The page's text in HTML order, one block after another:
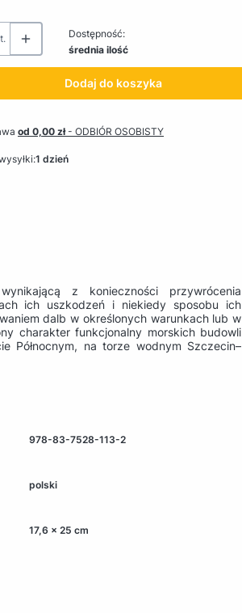
Dostępność:
średnia ilość
Dodaj do koszyka
od 0,00 zł- ODBIÓR OSOBISTY
1 dzień
z konieczności przywrócenia
ich uszkodzeń i niekiedy sposobu ich
dalb w określonych warunkach lub w
charakter funkcjonalny morskich budowli
Północnym, na torze wodnym Szczecin–
978-83-7528-113-2
polski
17,6 x 25 cm